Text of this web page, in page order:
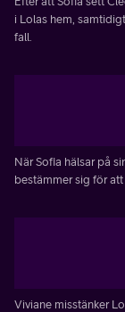
i Lolas hem,
fall.
När Sofia hälsar på
bestämmer sig för
Viviane misstänker